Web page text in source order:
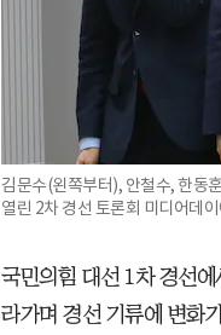
김문수(왼쪽부터), 안철수, 한동
열린 2차 경선 토론회 미디어데
국민의힘 대선 1차 경선
라가며 경선 기류에 변화